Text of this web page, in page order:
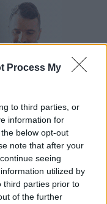
Process My
to third parties, or
information for
below opt-out
note that after your
seeing
utilized by
third parties prior to
of the further
των